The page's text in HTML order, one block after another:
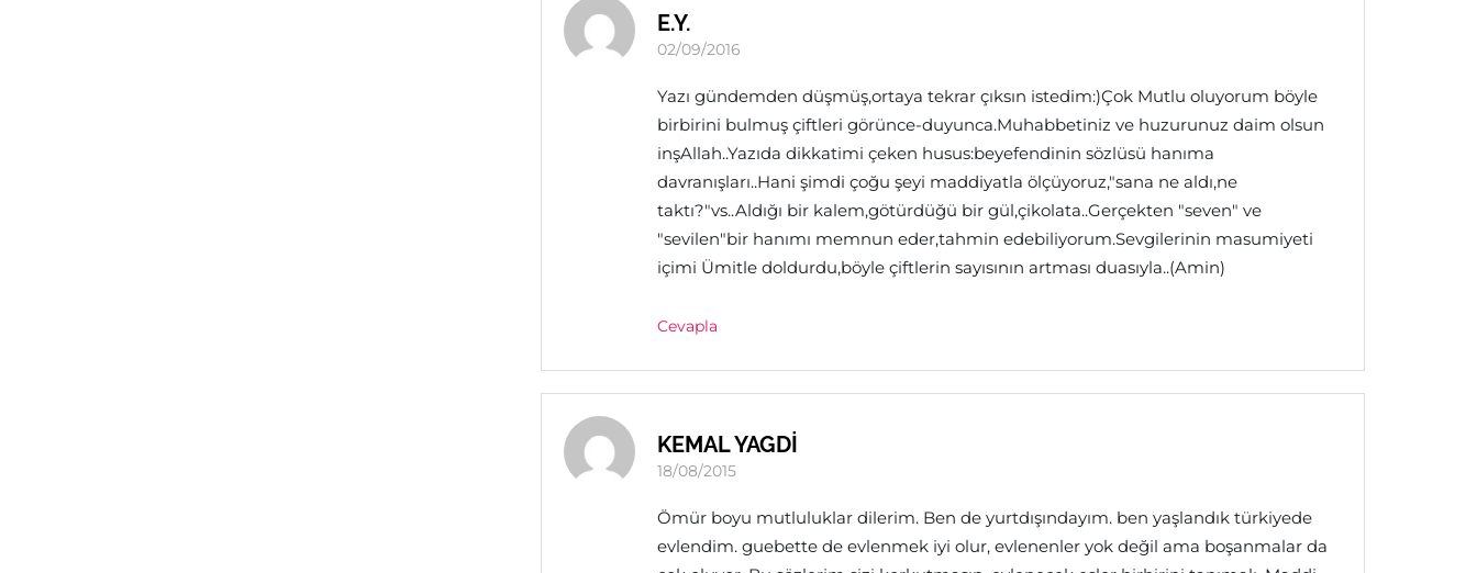
E.Y.
02/09/2016
Yazı gündemden düşmüş,ortaya tekrar çıksın istedim:)Çok Mutlu oluyorum böyle
birbirini bulmuş çiftleri görünce-duyunca.Muhabbetiniz ve huzurunuz daim olsun
inşAllah..Yazıda dikkatimi çeken husus:beyefendinin sözlüsü hanıma
davranışları..Hani şimdi çoğu şeyi maddiyatla ölçüyoruz,"sana ne aldı,ne
taktı?"vs..Aldığı bir kalem,götürdüğü bir gül,çikolata..Gerçekten "seven" ve
"sevilen"bir hanımı memnun eder,tahmin edebiliyorum.Sevgilerinin masumiyeti
içimi Ümitle doldurdu,böyle çiftlerin sayısının artması duasıyla..(Amin)
Cevapla
KEMAL YAGDİ
18/08/2015
Ömür boyu mutluluklar dilerim. Ben de yurtdışındayım. ben yaşlandık türkiyede
evlendim. guebette de evlenmek iyi olur, evlenenler yok değil ama boşanmalar da